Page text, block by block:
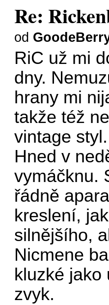
Re:
od
RiC už mi
dny.
hrany mi
takže též
vintage
Hned v
vymáčknu.
řádně
kreslení,
silnějšího,
Nicmene
kluzké
zvyk.